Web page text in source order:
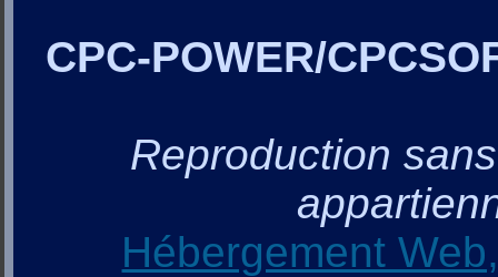
CPC-POWER/
Reproduction
Hébergement